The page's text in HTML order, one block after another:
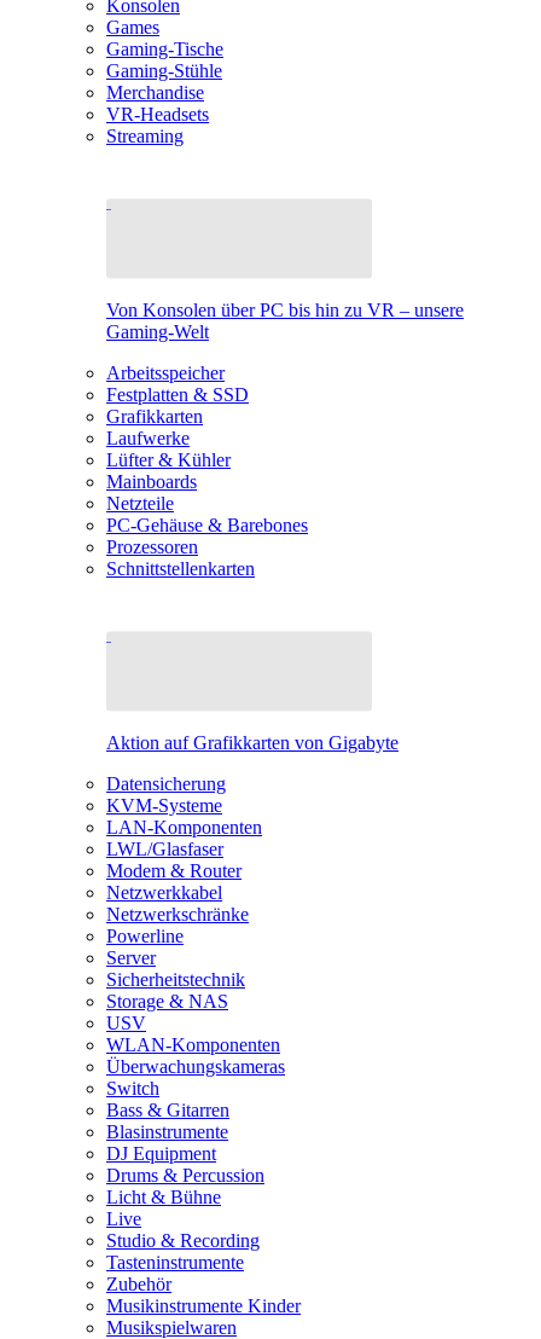
Konsolen
Games
Gaming-Tische
Gaming-Stühle
Merchandise
VR-Headsets
Streaming
Von Konsolen über PC bis hin zu VR – unsere
Gaming-Welt
Arbeitsspeicher
Festplatten & SSD
Grafikkarten
Laufwerke
Lüfter & Kühler
Mainboards
Netzteile
PC-Gehäuse & Barebones
Prozessoren
Schnittstellenkarten
Aktion auf Grafikkarten von Gigabyte
Datensicherung
KVM-Systeme
LAN-Komponenten
LWL/Glasfaser
Modem & Router
Netzwerkkabel
Netzwerkschränke
Powerline
Server
Sicherheitstechnik
Storage & NAS
USV
WLAN-Komponenten
Überwachungskameras
Switch
Bass & Gitarren
Blasinstrumente
DJ Equipment
Drums & Percussion
Licht & Bühne
Live
Studio & Recording
Tasteninstrumente
Zubehör
Musikinstrumente Kinder
Musikspielwaren